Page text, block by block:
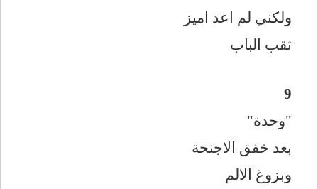
ولكني لم اعد اميز
ثقب الباب
9
"وحدة"
بعد خفق الاجنحة
وبزوغ الالم